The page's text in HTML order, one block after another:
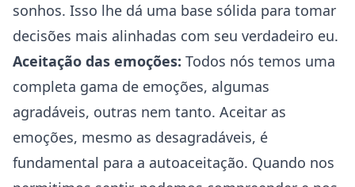
sonhos. Isso lhe dá uma base sólida para tomar
decisões mais alinhadas com seu verdadeiro eu.
Aceitação das emoções: Todos nós temos uma
completa gama de emoções, algumas
agradáveis, outras nem tanto. Aceitar as
emoções, mesmo as desagradáveis, é
fundamental para a autoaceitação. Quando nos